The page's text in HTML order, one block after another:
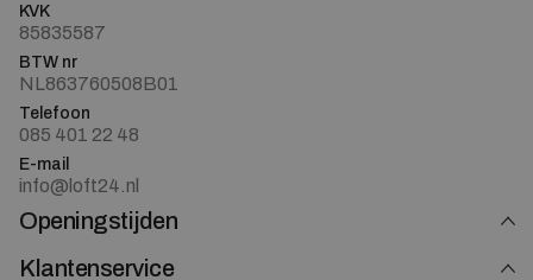
KVK
85835587
BTW nr
NL863760508B01
Telefoon
085 401 22 48
E-mail
info@loft24.nl
Openingstijden
Klantenservice